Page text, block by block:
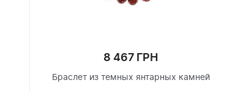
8 467 ГРН
Браслет из темных янтарных камней